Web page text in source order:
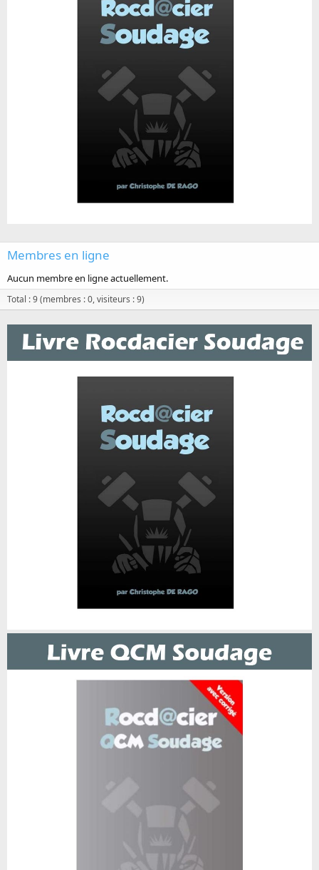
Membres en ligne
Aucun membre en ligne actuellement.
Total : 9 (membres : 0, visiteurs : 9)